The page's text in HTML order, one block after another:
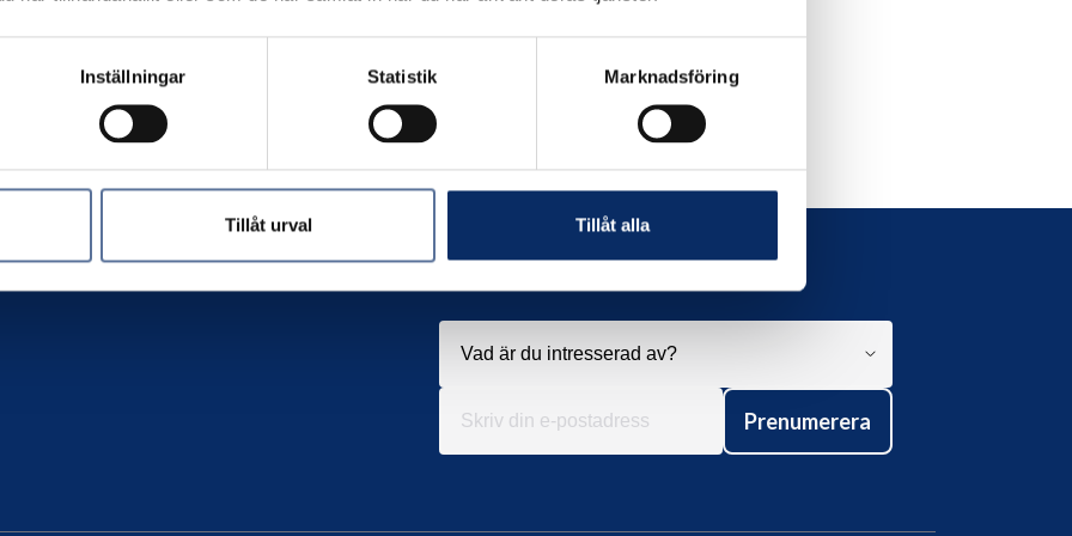
Inställningar Statistik Marknadsföring
Tillåt urval Tillåt alla
Prenumerera